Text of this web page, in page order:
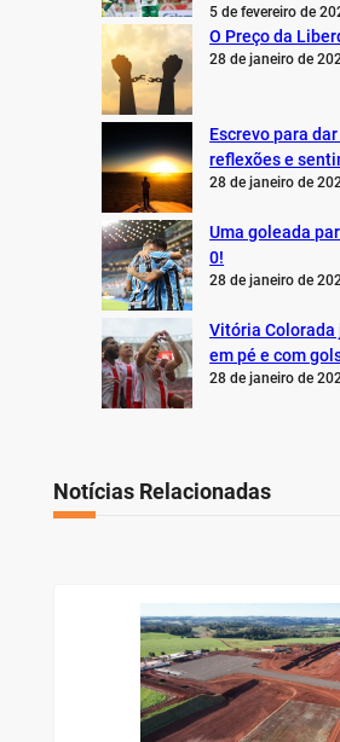
5 de fevereiro de
O Preço da
28 de janeiro de
Escrevo para
reflexões e
28 de janeiro de
Uma goleada
0!
28 de janeiro de
Vitória Colorada
em pé e com
28 de janeiro de
Notícias Relacionadas